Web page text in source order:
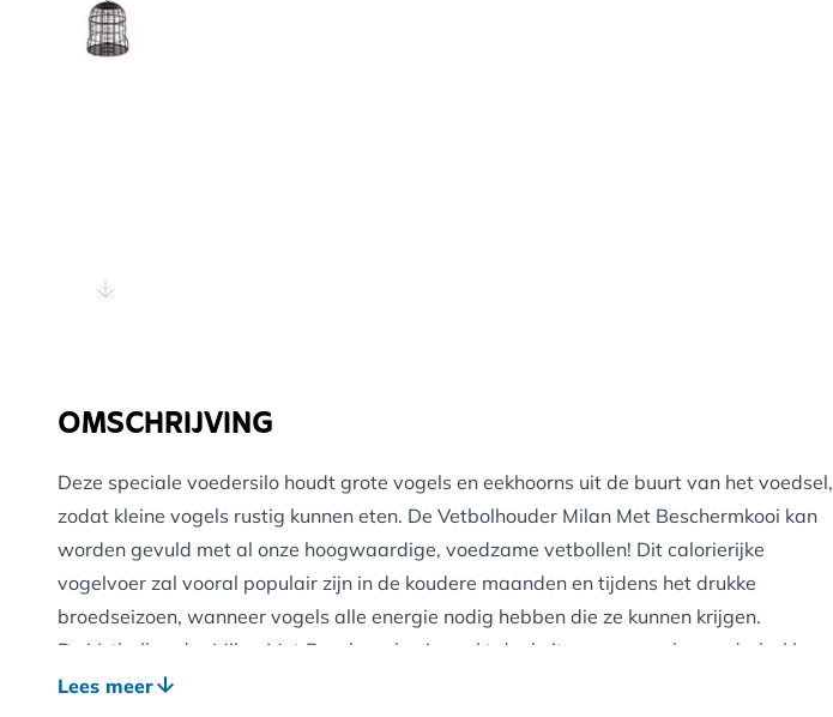
OMSCHRIJVING
Deze speciale voedersilo houdt grote vogels en eekhoorns uit de buurt van het voedsel,
zodat kleine vogels rustig kunnen eten. De Vetbolhouder Milan Met Beschermkooi kan
worden gevuld met al onze hoogwaardige, voedzame vetbollen! Dit calorierijke
vogelvoer zal vooral populair zijn in de koudere maanden en tijdens het drukke
broedseizoen, wanneer vogels alle energie nodig hebben die ze kunnen krijgen.
De Vetbolhouder Milan Met Beschermkooi maakt deel uit van een reeks voederbakken
met beschermkooi, waaronder een voedersilo en een pindasilo. De Milan Met
Lees meer